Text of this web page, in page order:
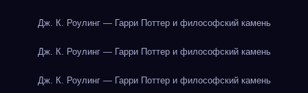
Дж. К. Роулинг — Гарри Поттер и философский камень
Дж. К. Роулинг — Гарри Поттер и философский камень
Дж. К. Роулинг — Гарри Поттер и философский камень